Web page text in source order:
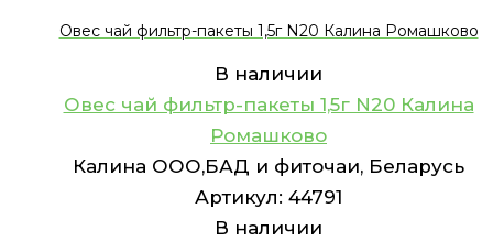
Овес чай фильтр-пакеты 1,5г N20 Калина Ромашково
В наличии
Овес чай фильтр-пакеты 1,5г N20 Калина
Ромашково
Калина ООО,БАД и фиточаи, Беларусь
Артикул: 44791
В наличии